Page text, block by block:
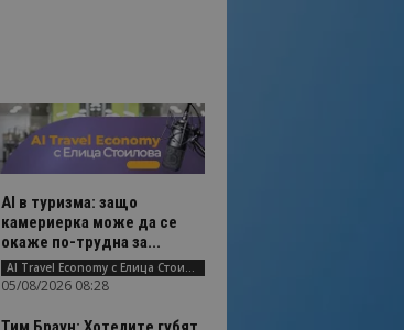
AI в туризма: защо
камериерка може да се
окаже по-трудна за...
AI Travel Economy с Елица Стоилова
05/08/2026 08:28